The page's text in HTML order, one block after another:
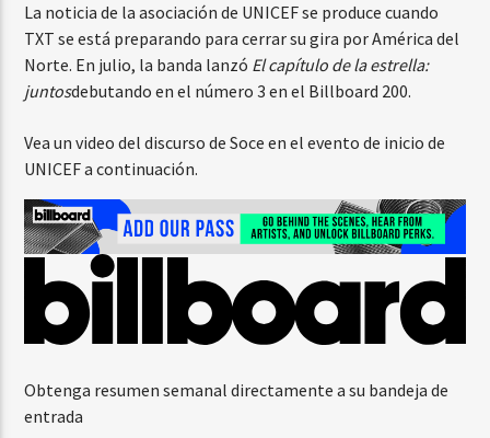
La noticia de la asociación de UNICEF se produce cuando
TXT se está preparando para cerrar su gira por América del
Norte. En julio, la banda lanzó El capítulo de la estrella:
juntosdebutando en el número 3 en el Billboard 200.
Vea un video del discurso de Soce en el evento de inicio de
UNICEF a continuación.
Obtenga resumen semanal directamente a su bandeja de
entrada